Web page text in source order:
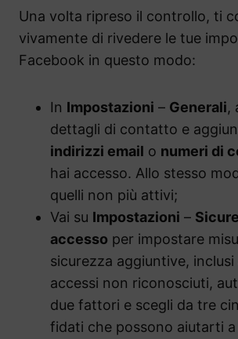
Una volta ripreso il controllo, ti
vivamente di rivedere le tue
Facebook in questo modo:
In Impostazioni – Generali,
dettagli di contatto e
indirizzi email o numeri di
hai accesso. Allo stesso
quelli non più attivi;
Vai su Impostazioni –
accesso per impostare
sicurezza aggiuntive, inclusi
accessi non riconosciuti,
due fattori e scegli da tre
fidati che possono aiutarti a